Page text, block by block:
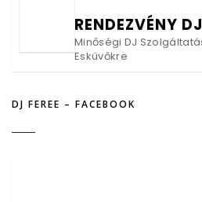
RENDEZVÉNY DJ
Minőségi DJ
Esküvőkre
DJ FEREE – FACEBOOK